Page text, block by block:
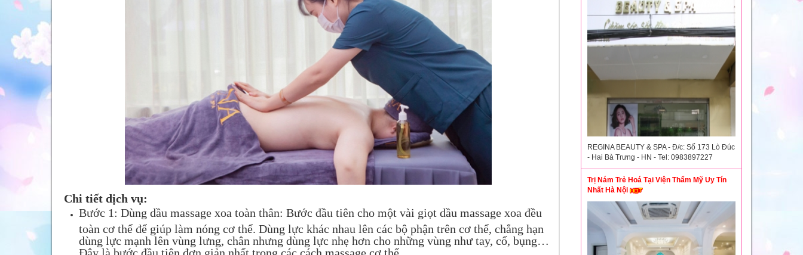
Chi tiết dịch vụ:
Bước 1: Dùng dầu massage xoa toàn thân: Bước đầu tiên cho một vài giọt dầu massage xoa đều
toàn cơ thể để giúp làm nóng cơ thể. Dùng lực khác nhau lên các bộ phận trên cơ thể, chẳng hạn
dùng lực mạnh lên vùng lưng, chân nhưng dùng lực nhẹ hơn cho những vùng như tay, cổ, bụng…
Đây là bước đầu tiên đơn giản nhất trong các cách massage cơ thể.
REGINA BEAUTY & SPA - Đ/c: Số 173 Lò Đúc
- Hai Bà Trưng - HN - Tel: 0983897227
Trị Nám Trẻ Hoá Tại Viện Thẩm Mỹ Uy Tín
Nhất Hà Nội